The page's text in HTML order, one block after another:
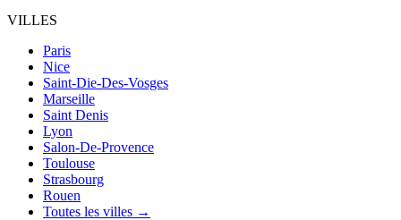
VILLES
Paris
Nice
Saint-Die-Des-Vosges
Marseille
Saint Denis
Lyon
Salon-De-Provence
Toulouse
Strasbourg
Rouen
Toutes les villes →